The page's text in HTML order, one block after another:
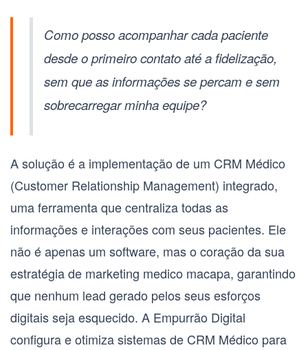
Como posso acompanhar cada paciente
desde o primeiro contato até a fidelização,
sem que as informações se percam e sem
sobrecarregar minha equipe?
A solução é a implementação de um CRM Médico
(Customer Relationship Management) integrado,
uma ferramenta que centraliza todas as
informações e interações com seus pacientes. Ele
não é apenas um software, mas o coração da sua
estratégia de marketing medico macapa, garantindo
que nenhum lead gerado pelos seus esforços
digitais seja esquecido. A Empurrão Digital
configura e otimiza sistemas de CRM Médico para